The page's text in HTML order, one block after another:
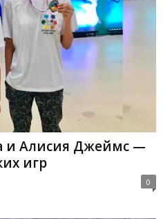
и Алисия Джеймс —
игр
0